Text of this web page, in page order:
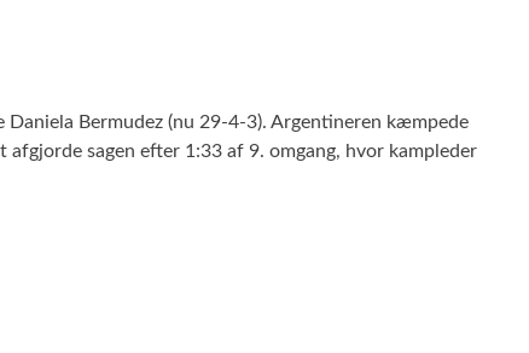
Bermudez (nu 29-4-3). Argentineren kæmpede
sagen efter 1:33 af 9. omgang, hvor kampleder